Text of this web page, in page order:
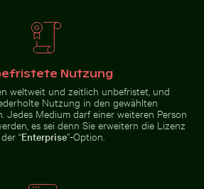
rosa Luftaufnahme der Halbinsel
Scotts Head mit Sendeturm
zwischen Seerosenblättern im
Sonnenuntergang über
Nutzung
weltweit und zeitlich unbefristet, und
Nutzung in den gewählten
Jedes Medium darf einer weiteren Person
es sei denn Sie erweitern die Lizenz
“Enterprise”-Option.